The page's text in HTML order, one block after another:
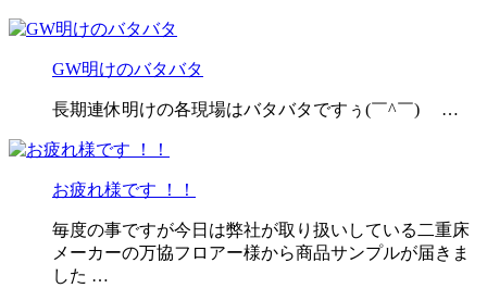
GW明けのバタバタ
長期連休明けの各現場はバタバタですぅ(￣^￣)ゞ …
お疲れ様です ！！
毎度の事ですが今日は弊社が取り扱いしている二重床
メーカーの万協フロアー様から商品サンプルが届きま
した …